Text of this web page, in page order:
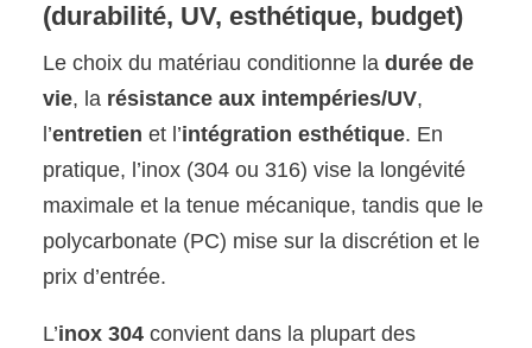
(durabilité, UV, esthétique, budget)
Le choix du matériau conditionne la durée de
vie, la résistance aux intempéries/UV,
l’entretien et l’intégration esthétique. En
pratique, l’inox (304 ou 316) vise la longévité
maximale et la tenue mécanique, tandis que le
polycarbonate (PC) mise sur la discrétion et le
prix d’entrée.
L’inox 304convient dans la plupart des